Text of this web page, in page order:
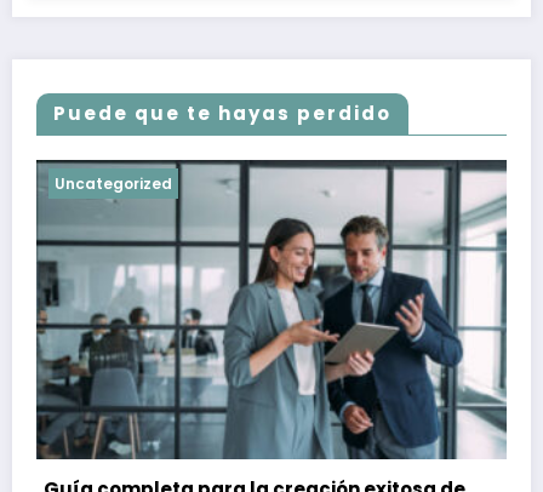
Puede que te hayas perdido
Uncategorized